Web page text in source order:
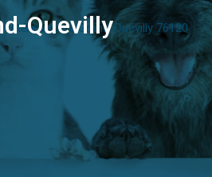
vétérinaire Le Grand-Quevilly 76120
Vous êtes ici :
Quevilly